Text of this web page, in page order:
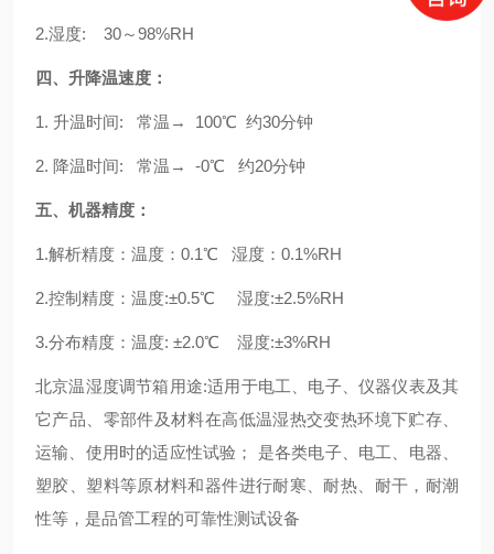
2.湿度: 30～98%RH
四、升降温速度：
1. 升温时间: 常温→ 100℃ 约30分钟
2. 降温时间: 常温→ -0℃ 约20分钟
五、机器精度：
1.解析精度：温度：0.1℃ 湿度：0.1%RH
2.控制精度：温度:±0.5℃ 湿度:±2.5%RH
3.分布精度：温度: ±2.0℃ 湿度:±3%RH
北京温湿度调节箱用途:适用于电工、电子、仪器仪表及其
它产品、零部件及材料在高低温湿热交变热环境下贮存、
运输、使用时的适应性试验； 是各类电子、电工、电器、
塑胶、塑料等原材料和器件进行耐寒、耐热、耐干，耐潮
性等，是品管工程的可靠性测试设备